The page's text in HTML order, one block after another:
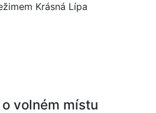
Krásná Lípa
volném místu